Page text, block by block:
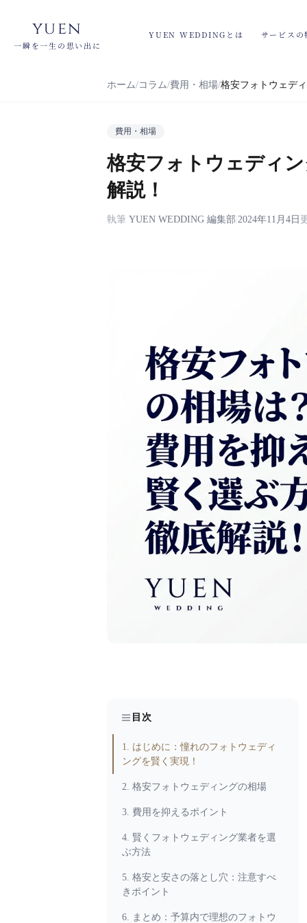
yuen
一瞬を一生の思い出に
YUEN WEDDINGとは サービスの
ホーム コラム 費用・相場 格安フォトウェデ
費用・相場
格安フォトウェディ
解説！
執筆 YUEN WEDDING 編集部 2024年11月4日
目次
1. はじめに：憧れのフォトウェディ
ングを賢く実現！
2. 格安フォトウェディングの相場
3. 費用を抑えるポイント
4. 賢くフォトウェディング業者を選
ぶ方法
5. 格安と安さの落とし穴：注意すべ
きポイント
6. まとめ：予算内で理想のフォトウ